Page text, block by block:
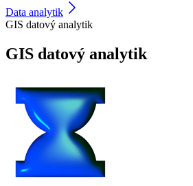
Data analytik
GIS datový analytik
GIS datový analytik